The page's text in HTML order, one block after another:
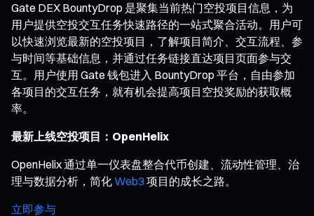
Gate DEX BountyDrop 是聚集当前热门空投项目信息，为
用户提供空投交互任务快速路径的一站式聚合活动。用户可
以快速浏览最新的空投项目，了解项目简介、交互流程、参
与时间等基础信息，并通过任务链接直达项目页面参与交
互。用户使用 Gate 钱包进入 BountyDrop 平台，自由参加
各项目的交互任务，就有机会提高项目空投奖励的获取概
率。
最新上线空投项目：OpenHelix
OpenHelix 通过单一仪表盘整合代币创建、流动性管理、治
理与数据分析，简化Web3 项目的成长之路。
立即参与